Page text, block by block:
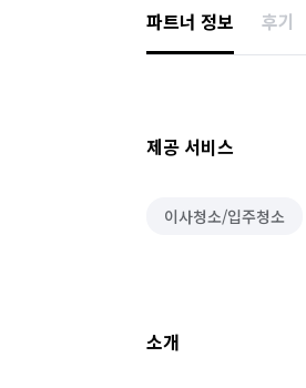
파트너 정보 후기
제공 서비스
이사청소/입주청소
소개